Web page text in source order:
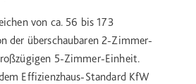
von ca. 56 bis 173
der überschaubaren 2-Zimmer-
5-Zimmer-Einheit.
Effizienzhaus-Standard KfW